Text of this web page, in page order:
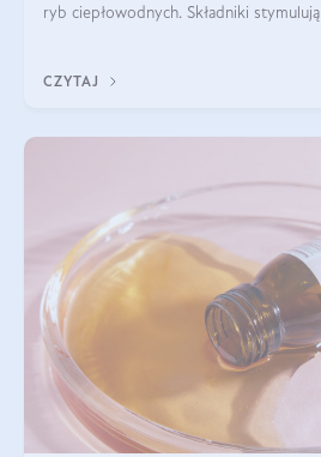
ryb ciepłowodnych. Składniki stymulują fibroblasty do produkcji
komórek skóry.
CZYTAJ